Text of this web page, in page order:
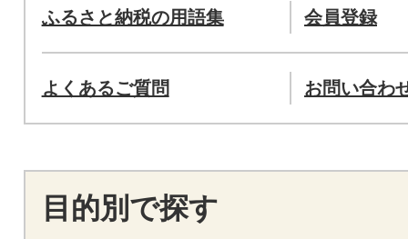
ふるさと納税の用語集 会員登録
よくあるご質問 お問い合わ
目的別で探す